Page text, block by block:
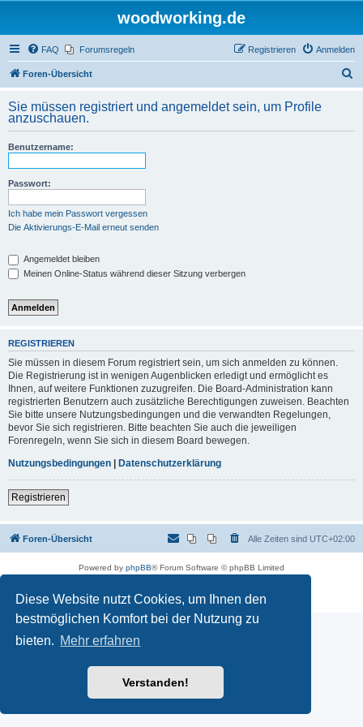
Diese Website nutzt Cookies, um Ihnen den
bestmöglichen Komfort bei der Nutzung zu
bieten. Mehr erfahren
Verstanden!
woodworking.de
FAQ Forumsregeln Anmelden
Registrieren
Foren-Übersicht
h
Sie müssen registriert und angemeldet sein, um Profile
anzuschauen.
Benutzername:
Passwort:
Ich habe mein Passwort vergessen
Die Aktivierungs-E-Mail erneut senden
Angemeldet bleiben
Meinen Online-Status während dieser Sitzung verbergen
REGISTRIEREN
Sie müssen in diesem Forum registriert sein, um sich anmelden zu können.
Die Registrierung ist in wenigen Augenblicken erledigt und ermöglicht es
Ihnen, auf weitere Funktionen zuzugreifen. Die Board-Administration kann
registrierten Benutzern auch zusätzliche Berechtigungen zuweisen. Beachten
Sie bitte unsere Nutzungsbedingungen und die verwandten Regelungen,
bevor Sie sich registrieren. Bitte beachten Sie auch die jeweiligen
Forenregeln, wenn Sie sich in diesem Board bewegen.
Nutzungsbedingungen | Datenschutzerklärung
Registrieren
Foren-Übersicht Alle Zeiten sind UTC+02:00
Powered by phpBB® Forum Software © phpBB Limited
Datenschutz|Nutzungsbedingungen